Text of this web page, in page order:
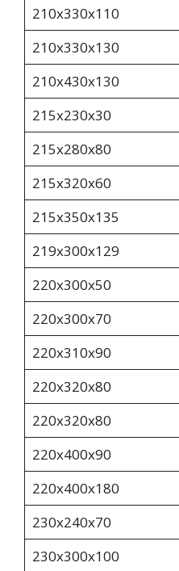
210х330х110
210х330х130
210х430х130
215х230х30
215х280х80
215х320х60
215х350х135
219x300x129
220х300х50
220х300х70
220х310х90
220х320х80
220х320х80
220х400х90
220х400х180
230х240х70
230х300х100